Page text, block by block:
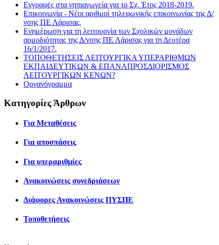
Εγγραφές στα νηπιαγωγεία για το Σχ. Έτος 2018-2019.
Επικοινωνία - Νέοι αριθμοί τηλεφωνικής επικοινωνίας της Δ/
νσης ΠΕ Λάρισας.
Ενημέρωση για τη λειτουργία των Σχολικών μονάδων
αρμοδιότητας της Δ/νσης ΠΕ Λάρισας για τη Δευτέρα
16/1/2017.
ΤΟΠΟΘΕΤΗΣΕΙΣ ΛΕΙΤΟΥΡΓΙΚΑ ΥΠΕΡΑΡΙΘΜΩΝ
ΕΚΠΑΙΔΕΥΤΙΚΩΝ & ΕΠΑΝΑΠΡΟΣΔΙΟΡΙΣΜΟΣ
ΛΕΙΤΟΥΡΓΙΚΩΝ ΚΕΝΩΝ?
Οργανόγραμμα
Κατηγορίες Άρθρων
Για Μεταθέσεις
Για αποσπάσεις
Για υπεραριθμίες
Ανακοινώσεις συνεδριάσεων
Διάφορες Ανακοινώσεις ΠΥΣΠΕ
Τοποθετήσεις